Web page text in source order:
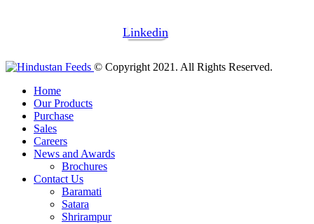
Linkedin
© Copyright 2021. All Rights Reserved.
Home
Our Products
Purchase
Sales
Careers
News and Awards
Brochures
Contact Us
Baramati
Satara
Shrirampur